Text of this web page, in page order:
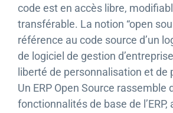
code est en accès libre,
transférable. La notion “open
référence au code source d’un
de logiciel de gestion
liberté de personnalisation et de
Un ERP Open Source rassemble
fonctionnalités de base de l’ERP,